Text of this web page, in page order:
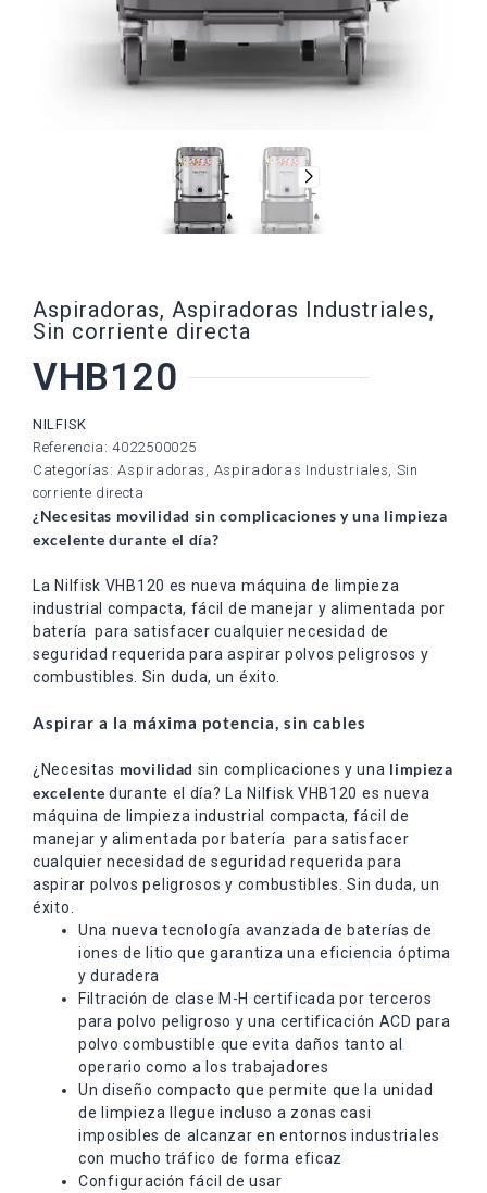
Aspiradoras, Aspiradoras Industriales,
Sin corriente directa
VHB120
NILFISK
Referencia: 4022500025
Categorías:Aspiradoras Aspiradoras Industriales Sin
corriente directa
¿Necesitas movilidad sin complicaciones y una limpieza
excelente durante el día?
La Nilfisk VHB120 es nueva máquina de limpieza
industrial compacta, fácil de manejar y alimentada por
batería para satisfacer cualquier necesidad de
seguridad requerida para aspirar polvos peligrosos y
combustibles. Sin duda, un éxito.
Aspirar a la máxima potencia, sin cables
¿Necesitas movilidad sin complicaciones y una limpieza
excelente durante el día? La Nilfisk VHB120 es nueva
máquina de limpieza industrial compacta, fácil de
manejar y alimentada por batería para satisfacer
cualquier necesidad de seguridad requerida para
aspirar polvos peligrosos y combustibles. Sin duda, un
éxito.
Una nueva tecnología avanzada de baterías de
iones de litio que garantiza una eficiencia óptima
y duradera
Filtración de clase M-H certificada por terceros
para polvo peligroso y una certificación ACD para
polvo combustible que evita daños tanto al
operario como a los trabajadores
Un diseño compacto que permite que la unidad
de limpieza llegue incluso a zonas casi
imposibles de alcanzar en entornos industriales
con mucho tráfico de forma eficaz
Configuración fácil de usar